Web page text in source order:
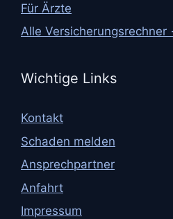
Für Ärzte
Alle Versicherungsrechner
Wichtige Links
Kontakt
Schaden melden
Ansprechpartner
Anfahrt
Impressum